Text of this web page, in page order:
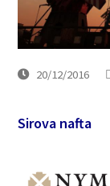
20/12/2016
Sirova nafta